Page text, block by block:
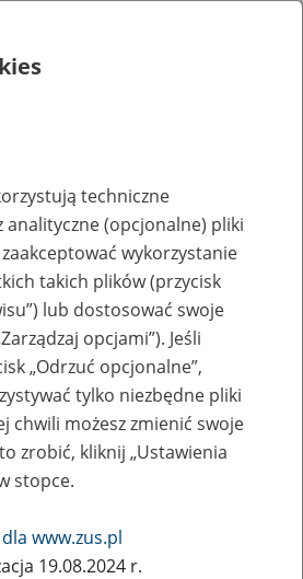
praktykach w
w Sosnowcu
techniczne
analityczne (opcjonalne) pliki
wykorzystanie
takich plików (przycisk
lub dostosować swoje
opcjami”). Jeśli
„Odrzuć opcjonalne”,
tylko niezbędne pliki
chwili możesz zmienić swoje
zrobić, kliknij „Ustawienia
stopce.
www.zus.pl
19.08.2024 r.